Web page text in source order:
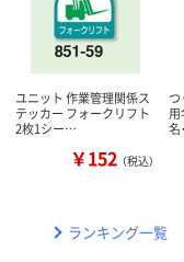
ユニット 作業管理関係ス
テッカー フォークリフト
2枚1シー…
￥152 （税込）
名
ランキング一覧